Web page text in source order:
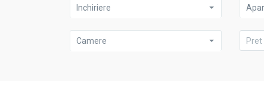
Inchiriere
Camere